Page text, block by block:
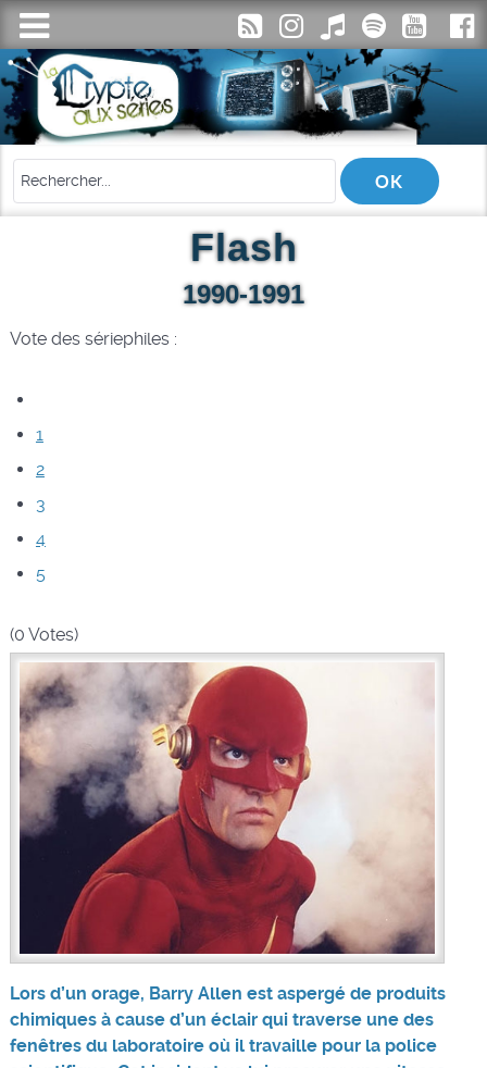
Flash
1990-1991
Vote des sériephiles :
1
2
3
4
5
(0 Votes)
Lors d’un orage, Barry Allen est aspergé de produits
chimiques à cause d’un éclair qui traverse une des
fenêtres du laboratoire où il travaille pour la police